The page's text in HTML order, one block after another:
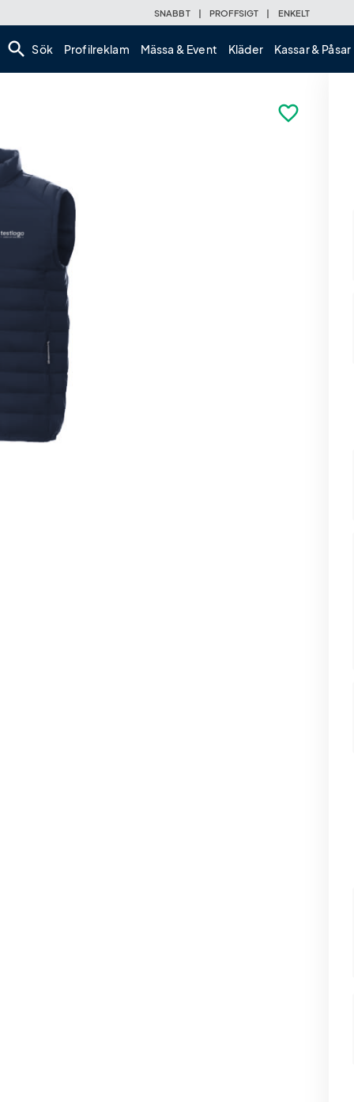
SNABBT | PROFFSIGT | ENKELT
search Sök Profilreklam Mässa & Event Kläder Kassar & Påsar
favorite_border